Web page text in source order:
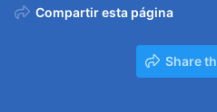
Compartir esta página
Share